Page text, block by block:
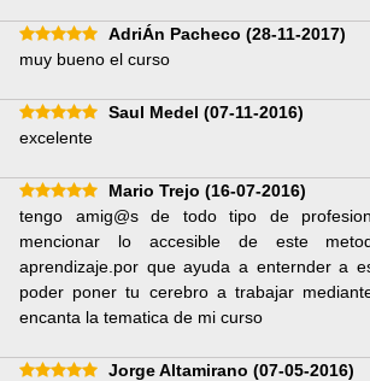
AdriÁn Pacheco (28-11-2017)
muy bueno el curso
Saul Medel (07-11-2016)
excelente
Mario Trejo (16-07-2016)
tengo amig@s de todo tipo de
mencionar lo accesible de este
aprendizaje.por que ayuda a enternder a
poder poner tu cerebro a trabajar
encanta la tematica de mi curso
Jorge Altamirano (07-05-2016)